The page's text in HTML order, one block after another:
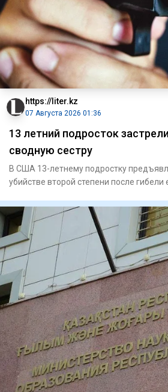
https://liter.kz
07 Августа 2026 01:36
13 летний подросток
сводную сестру
В США 13-летнему подростку
убийстве второй степени после